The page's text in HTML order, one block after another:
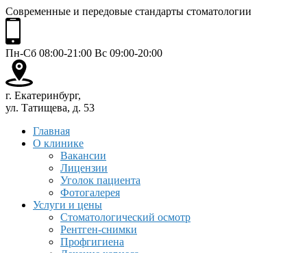
Современные и передовые стандарты стоматологии
Пн-Сб 08:00-21:00 Вс 09:00-20:00
г. Екатеринбург,
ул. Татищева, д. 53
Главная
О клинике
Вакансии
Лицензии
Уголок пациента
Фотогалерея
Услуги и цены
Стоматологический осмотр
Рентген-снимки
Профгигиена